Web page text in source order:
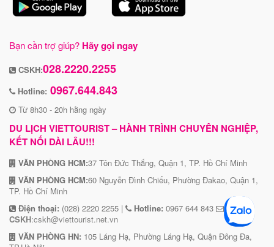
Bạn cần trợ giúp? Hãy gọi ngay
CSKH:028.2220.2255
Hotline: 0967.644.843
Từ 8h30 - 20h hằng ngày
DU LỊCH VIETTOURIST – HÀNH TRÌNH CHUYÊN NGHIỆP,
KẾT NỐI DÀI LÂU!!!
VĂN PHÒNG HCM:37 Tôn Đức Thắng, Quận 1, TP. Hồ Chí Minh
VĂN PHÒNG HCM:60 Nguyễn Đình Chiểu, Phường Đakao, Quận 1,
TP. Hồ Chí Minh
Điện thoại: (028) 2220 2255 | Hotline: 0967 644 843
CSKH:cskh@viettourist.net.vn
VĂN PHÒNG HN: 105 Láng Hạ, Phường Láng Hạ, Quận Đông Đa,